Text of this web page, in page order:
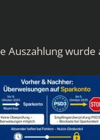
Auszahlung wurde